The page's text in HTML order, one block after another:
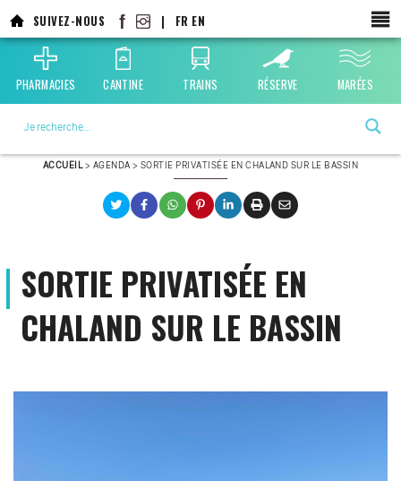
au
contenu
principal
SUIVEZ-NOUS | FR EN
PHARMACIES CANTINE TRAINS RÉSERVE MARÉES
ACCUEIL> AGENDA > SORTIE PRIVATISÉE EN CHALAND SUR LE BASSIN
SORTIE PRIVATISÉE EN
CHALAND SUR LE BASSIN